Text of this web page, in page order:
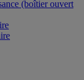
(boîtier ouvert